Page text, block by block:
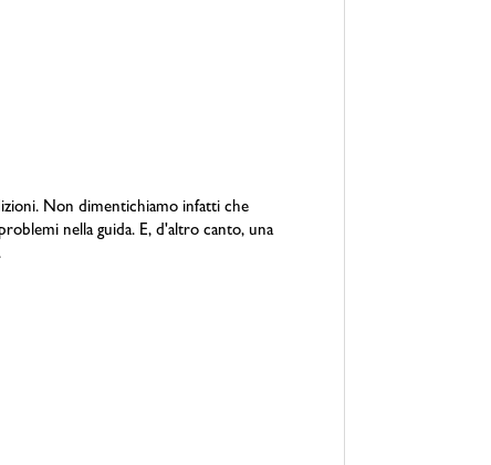
Non dimentichiamo infatti che
nella guida. E, d'altro canto, una